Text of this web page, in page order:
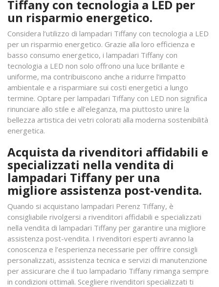
Tiffany con tecnologia a LED per
un risparmio energetico.
Considera l’utilizzo di lampadari Tiffany con tecnologia a LED
per un risparmio energetico. Grazie alla loro efficienza e
basso consumo energetico, i lampadari Tiffany con
tecnologia a LED non solo offrono una luce brillante e
uniforme, ma contribuiscono anche a ridurre l’impatto
ambientale e a risparmiare sui costi energetici a lungo
termine. Optare per lampadari Tiffany con LED non significa
rinunciare allo stile e all’eleganza, ma piuttosto unire la
bellezza artistica dei vetri colorati alla moderna sostenibilità
energetica.
Acquista da rivenditori affidabili e
specializzati nella vendita di
lampadari Tiffany per una
migliore assistenza post-vendita.
Quando si acquistano lampadari Perenz Tiffany, è
consigliabile rivolgersi a rivenditori affidabili e specializzati
nella vendita di lampadari Tiffany per garantire una migliore
assistenza post-vendita. I rivenditori esperti avranno la
conoscenza e l’esperienza necessarie per offrire consigli
personalizzati, assistenza tecnica e servizi di manutenzione
per assicurare che il tuo lampadario Tiffany rimanga sempre
in condizioni ottimali. Scegliere rivenditori specializzati ti